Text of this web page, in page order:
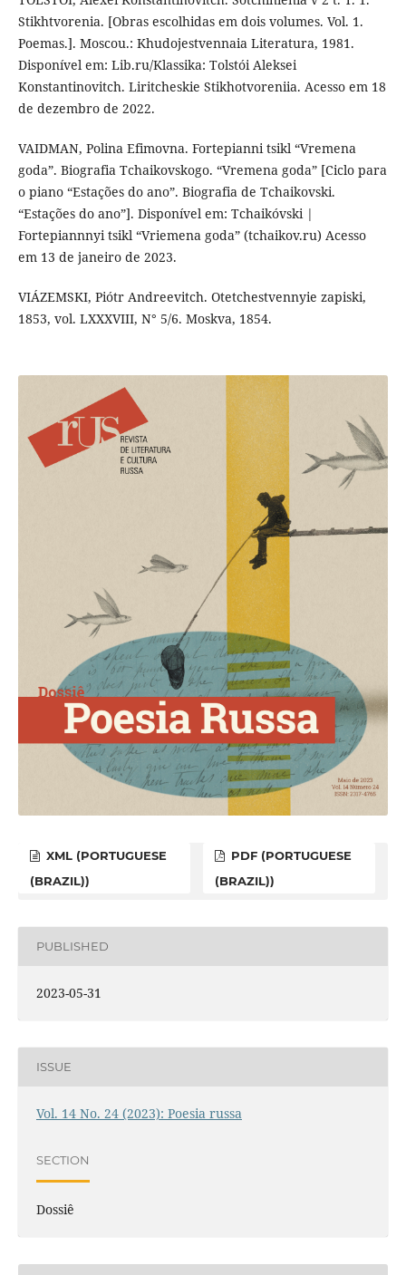
Stikhtvorenia. [Obras escolhidas em dois volumes. Vol. 1.
Poemas.]. Мoscou.: Khudojestvennaia Literatura, 1981.
Disponível em: Lib.ru/Klassika: Tolstói Aleksei
Konstantinovitch. Liritcheskie Stikhotvoreniia. Acesso em 18
de dezembro de 2022.
VAIDMAN, Polina Efimovna. Fortepianni tsikl “Vremena
goda”. Biografia Tchaikovskogo. “Vremena goda” [Ciclo para
o piano “Estações do ano”. Biografia de Tchaikovski.
“Estações do ano”]. Disponível em: Tchaikóvski |
Fortepiannnyi tsikl “Vriemena goda” (tchaikov.ru) Acesso
em 13 de janeiro de 2023.
VIÁZEMSKI, Piótr Andreevitch. Otetchestvennyie zapiski,
1853, vol. LXXXVIII, N° 5/6. Moskva, 1854.
XML (PORTUGUESE
(BRAZIL))
PDF (PORTUGUESE
(BRAZIL))
PUBLISHED
2023-05-31
ISSUE
Vol. 14 No. 24 (2023): Poesia russa
SECTION
Dossiê